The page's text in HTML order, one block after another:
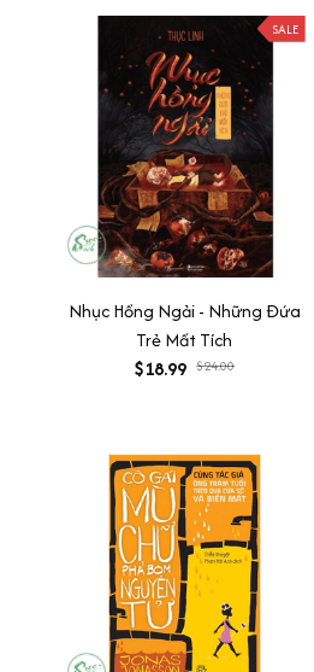
SALE
Nhục Hồng Ngải - Những Đứa
Trẻ Mất Tích
$18.99 $24.00